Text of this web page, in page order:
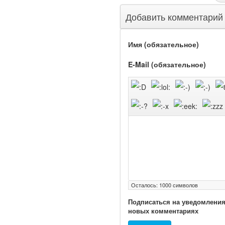
Добавить комментарий
Имя (обязательное)
E-Mail (обязательное)
Осталось: 1000символов
Подписаться на
новых комментариях